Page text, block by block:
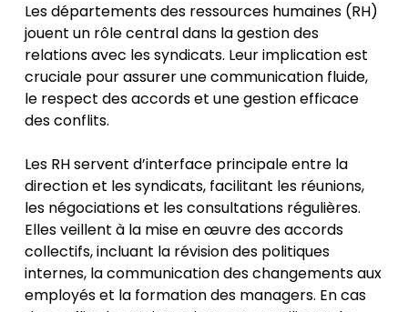
Les départements des ressources humaines (RH)
jouent un rôle central dans la gestion des
relations avec les syndicats. Leur implication est
cruciale pour assurer une communication fluide,
le respect des accords et une gestion efficace
des conflits.
Les RH servent d’interface principale entre la
direction et les syndicats, facilitant les réunions,
les négociations et les consultations régulières.
Elles veillent à la mise en œuvre des accords
collectifs, incluant la révision des politiques
internes, la communication des changements aux
employés et la formation des managers. En cas